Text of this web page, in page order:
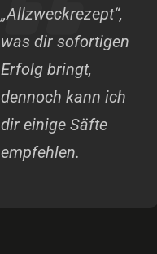
„Allzweckrezept“,
was dir sofortigen
Erfolg bringt,
dennoch kann ich
dir einige Säfte
empfehlen.